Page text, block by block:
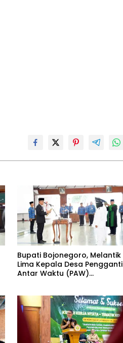
Bupati Bojonegoro, Melantik
Lima Kepala Desa Pengganti
Antar Waktu (PAW)